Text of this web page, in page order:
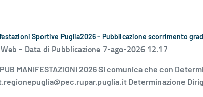
Sportive Puglia2026 - Pubblicazione scorrimento
- Data di Pubblicazione 7-ago-2026 12.17
MANIFESTAZIONI 2026 Si comunica che con
Determinazione